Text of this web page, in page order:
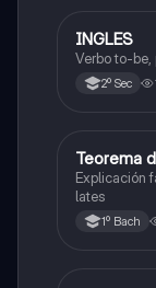
Inglés
INGLES
Verbo to-be,
2º Sec
Teorema
Explicación
lates
1º Bach